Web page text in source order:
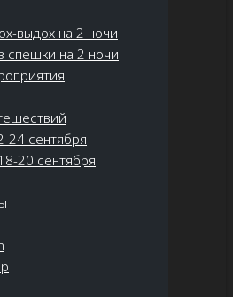
выдох на 2 ночи
спешки на 2 ночи
24 сентября
20 сентября